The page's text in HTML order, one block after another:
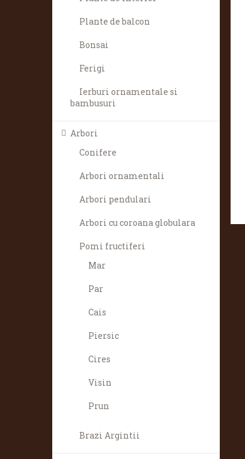
Plante de balcon
Bonsai
Ferigi
Ierburi ornamentale si
bambusuri
Arbori
Conifere
Arbori ornamentali
Arbori pendulari
Arbori cu coroana globulara
Pomi fructiferi
Mar
Par
Cais
Piersic
Cires
Visin
Prun
Brazi Argintii